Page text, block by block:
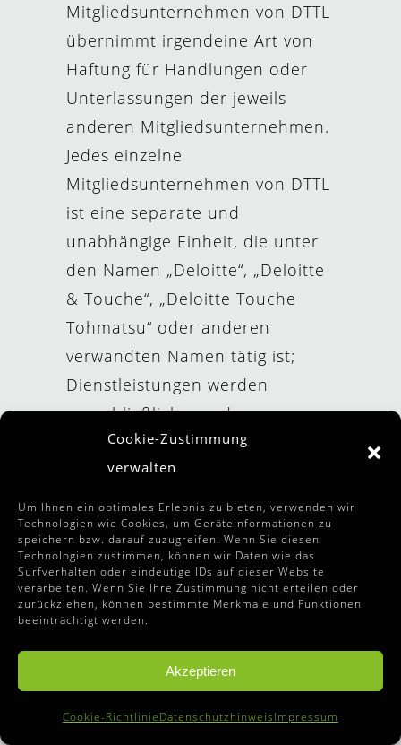
Cookie-Zustimmung
verwalten
Um Ihnen ein optimales Erlebnis zu bieten, verwenden wir
Technologien wie Cookies, um Geräteinformationen zu
speichern bzw. darauf zuzugreifen. Wenn Sie diesen
Technologien zustimmen, können wir Daten wie das
Surfverhalten oder eindeutige IDs auf dieser Website
verarbeiten. Wenn Sie Ihre Zustimmung nicht erteilen oder
zurückziehen, können bestimmte Merkmale und Funktionen
beeinträchtigt werden.
Akzeptieren
Cookie-RichtlinieDatenschutzhinweisImpressum
Mitgliedsunternehmen von DTTL
übernimmt irgendeine Art von
Haftung für Handlungen oder
Unterlassungen der jeweils
anderen Mitgliedsunternehmen.
Jedes einzelne
Mitgliedsunternehmen von DTTL
ist eine separate und
unabhängige Einheit, die unter
den Namen „Deloitte“, „Deloitte
& Touche“, „Deloitte Touche
Tohmatsu“ oder anderen
verwandten Namen tätig ist;
Dienstleistungen werden
ausschließlich von den
Mitgliedsunternehmen oder
deren Tochtergesellschaften
oder verbundenen
Unternehmen erbracht und
nicht von DTTL.
8. Honorar
8.1 Die von Jank Weiler Operenyi
erbrachten Leistungen werden,